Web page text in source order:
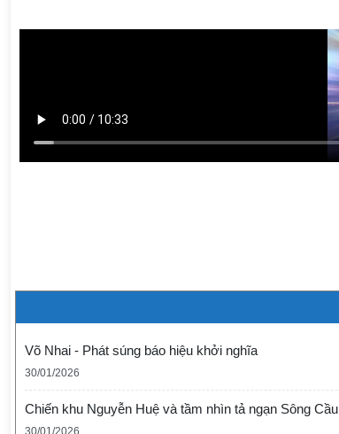
Võ Nhai - Phát súng báo hiệu khởi nghĩa
30/01/2026
Chiến khu Nguyễn Huệ và tầm nhìn tả ngạn Sông Cầu
30/01/2026